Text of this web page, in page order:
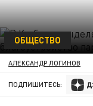
ОБЩЕСТВО
АЛЕКСАНДР ЛОГИНОВ
ПОДПИШИТЕСЬ: